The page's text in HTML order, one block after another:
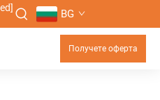
BG
Получете оферта